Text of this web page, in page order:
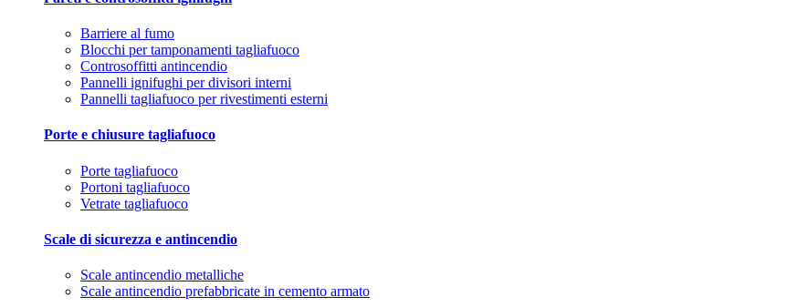
Barriere al fumo
Blocchi per tamponamenti tagliafuoco
Controsoffitti antincendio
Pannelli ignifughi per divisori interni
Pannelli tagliafuoco per rivestimenti esterni
Porte e chiusure tagliafuoco
Porte tagliafuoco
Portoni tagliafuoco
Vetrate tagliafuoco
Scale di sicurezza e antincendio
Scale antincendio metalliche
Scale antincendio prefabbricate in cemento armato